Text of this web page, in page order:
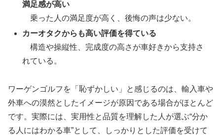
満足感が高い
乗った人の満足度が高く、後悔の声は少ない。
カーオタクからも高い評価を得ている
構造や操縦性、完成度の高さが車好きから支持さ
れている。
ワーゲンゴルフを「恥ずかしい」と感じるのは、輸入車や
外車への漠然としたイメージが原因である場合がほとんど
です。実際には、実用性と品質を理解した人が選ぶ“分か
る人にはわかる車”として、しっかりとした評価を受けて